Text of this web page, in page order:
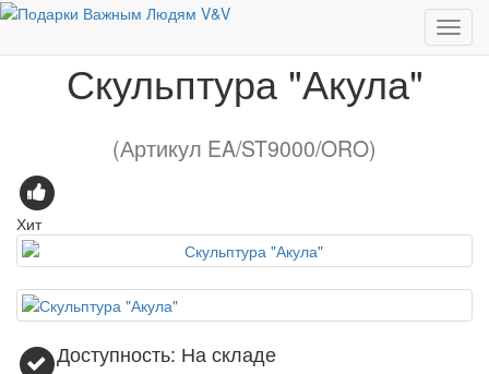
Европейские бренды
Скульптура "Акула"
(Артикул EA/ST9000/ORO)
Хит
Доступность: На складе